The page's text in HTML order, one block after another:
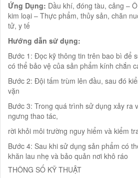
Ứng Dụng: Dầu khí, đóng tàu, cảng –
kim loại – Thực phẩm, thủy sản, chăn
tử, y tế
Hướng dẫn sử dụng:
Bước 1: Đọc kỹ thông tin trên bao bì để
có thể bảo vệ của sản phẩm kính chắn
Bước 2: Đội tấm trùm lên đầu, sau đó
vặn
Bước 3: Trong quá trình sử dụng xảy ra
ngưng thao tác,
rời khỏi môi trường nguy hiểm và kiểm
Bước 4: Sau khi sử dụng sản phẩm có
khăn lau nhẹ và bảo quản nơi khô ráo
THÔNG SỐ KỸ THUẬT